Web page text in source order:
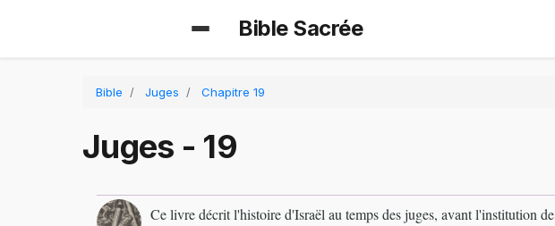
Bible Sacrée
Bible Juges Chapitre 19
Juges - 19
Ce livre décrit l'histoire d'Israël au temps des juges, avant l'institution